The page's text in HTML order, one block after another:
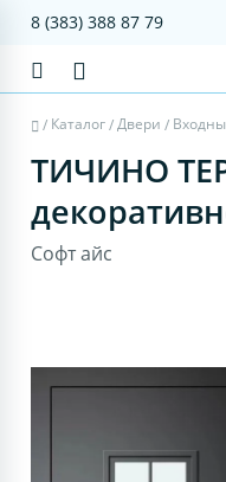
8 (383) 388 87 79
/ Каталог/Двери /
ТИЧИНО
Софт айс